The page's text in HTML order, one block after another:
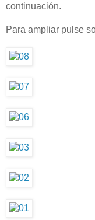
continuación.
Para ampliar pulse